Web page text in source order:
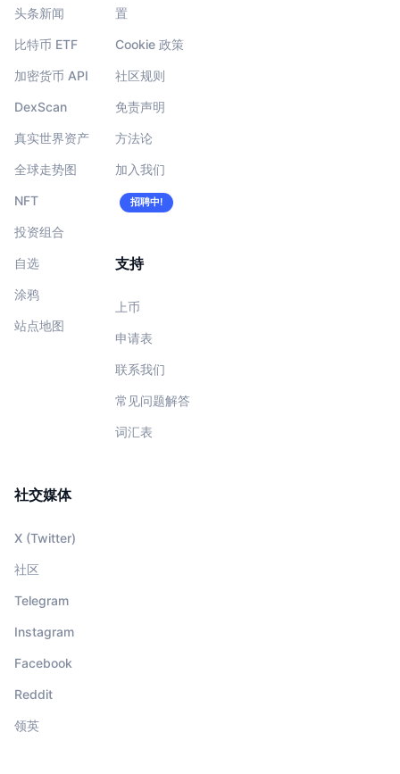
头条新闻
比特币 ETF
加密货币 API
DexScan
真实世界资产
全球走势图
NFT
投资组合
自选
涂鸦
站点地图
置
Cookie 政策
社区规则
免责声明
方法论
加入我们
招聘中!
支持
上币
申请表
联系我们
常见问题解答
词汇表
社交媒体
X (Twitter)
社区
Telegram
Instagram
Facebook
Reddit
领英